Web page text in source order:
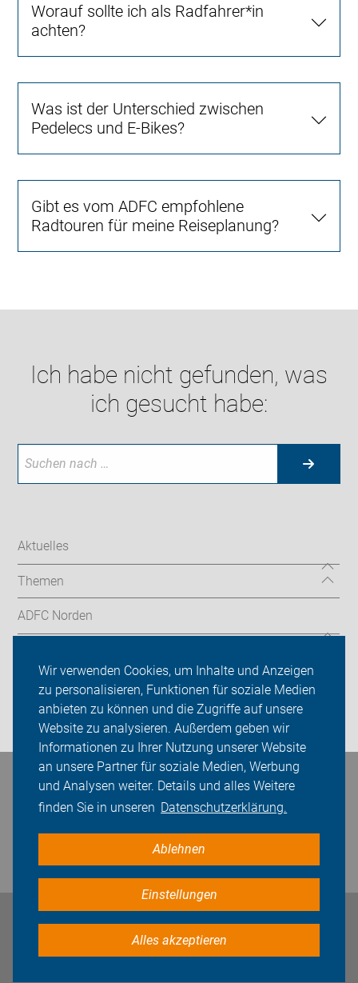
Wir verwenden Cookies, um Inhalte und Anzeigen
zu personalisieren, Funktionen für soziale Medien
anbieten zu können und die Zugriffe auf unsere
Website zu analysieren. Außerdem geben wir
Informationen zu Ihrer Nutzung unserer Website
an unsere Partner für soziale Medien, Werbung
und Analysen weiter. Details und alles Weitere
finden Sie in unseren Datenschutzerklärung.
Ablehnen
Einstellungen
Alles akzeptieren
Worauf sollte ich als Radfahrer*in
achten?
Was ist der Unterschied zwischen
Pedelecs und E-Bikes?
Gibt es vom ADFC empfohlene
Radtouren für meine Reiseplanung?
Ich habe nicht gefunden, was
ich gesucht habe:
Aktuelles
Themen
ADFC Norden
Presse
Login
Bleiben Sie in Kontakt